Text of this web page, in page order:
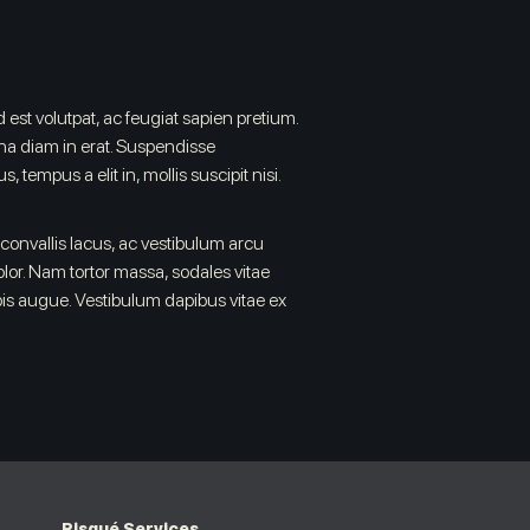
volutpat, ac feugiat sapien pretium.
diam in erat. Suspendisse
tempus a elit in, mollis suscipit nisi.
lacus, ac vestibulum arcu
Nam tortor massa, sodales vitae
augue. Vestibulum dapibus vitae ex